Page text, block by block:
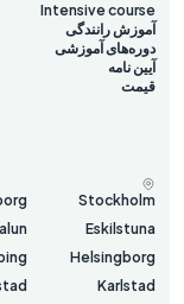
Intensive course
آموزش رانندگی
دوره‌های آموزشی
آیین نامه
قیمت
Stockholm
Eskilstuna
Helsingborg
Karlstad